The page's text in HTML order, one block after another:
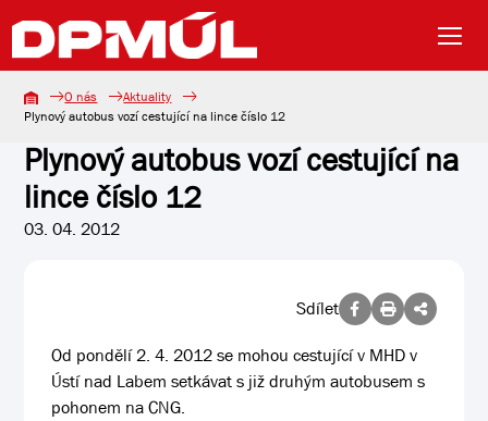
O nás
Aktuality
Plynový autobus vozí cestující na lince číslo 12
Plynový autobus vozí cestující na
lince číslo 12
03. 04. 2012
Sdílet
Od pondělí 2. 4. 2012 se mohou cestující v MHD v
Ústí nad Labem setkávat s již druhým autobusem s
pohonem na CNG.